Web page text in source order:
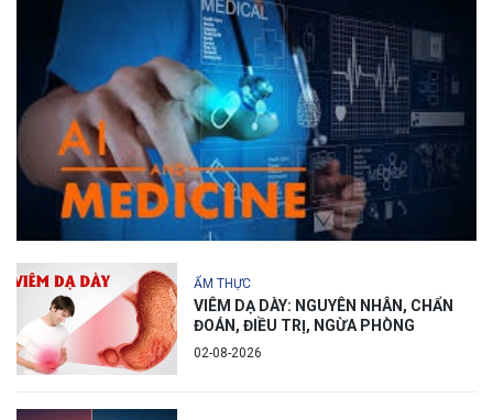
ẨM THỰC
VIÊM DẠ DÀY: NGUYÊN NHÂN, CHẨN
ĐOÁN, ĐIỀU TRỊ, NGỪA PHÒNG
02-08-2026